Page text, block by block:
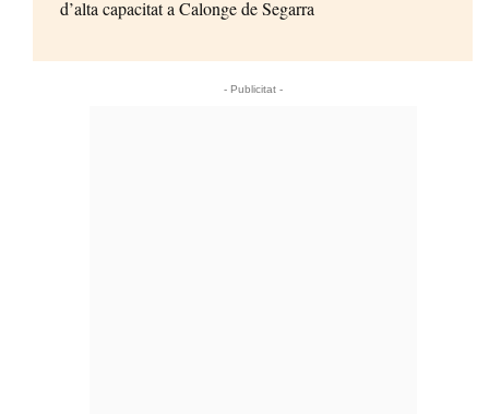
d’alta capacitat a Calonge de Segarra
- Publicitat -